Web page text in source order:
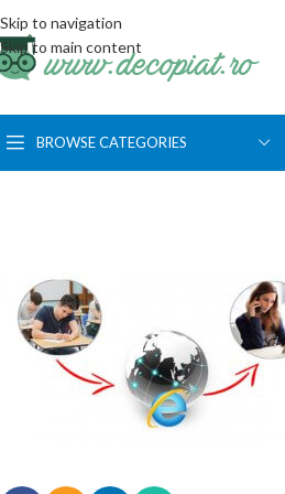
Skip to navigation
Skip to main content
BROWSE CATEGORIES